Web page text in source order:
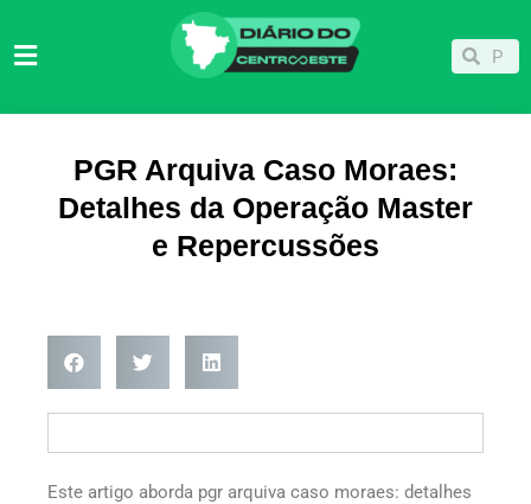
para
Pesquisar
PGR Arquiva Caso Moraes:
Detalhes da Operação Master
e Repercussões
Este artigo aborda pgr arquiva caso moraes: detalhes